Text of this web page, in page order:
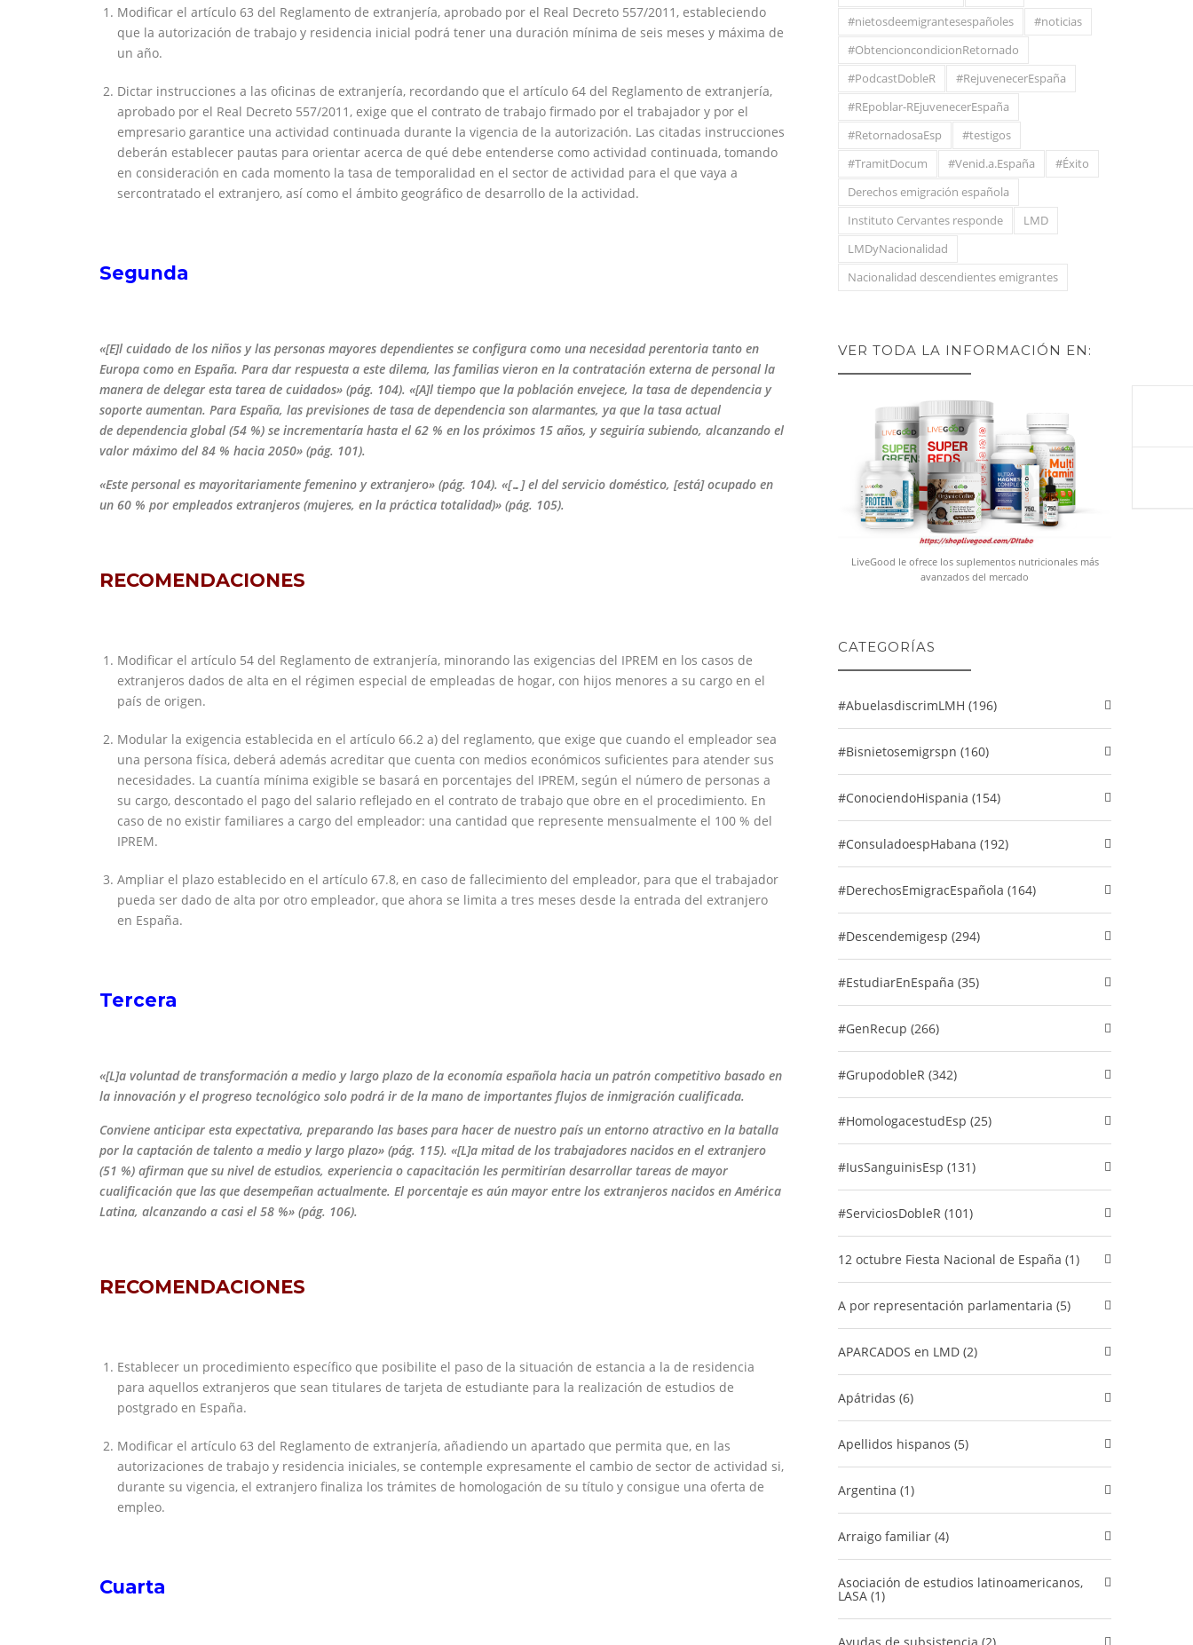
Modificar el artículo 63 del Reglamento de extranjería, aprobado por el Real Decreto 557/2011, estableciendo
que la autorización de trabajo y residencia inicial podrá tener una duración mínima de seis meses y máxima de
un año.
Dictar instrucciones a las oficinas de extranjería, recordando que el artículo 64 del Reglamento de extranjería,
aprobado por el Real Decreto 557/2011, exige que el contrato de trabajo firmado por el trabajador y por el
empresario garantice una actividad continuada durante la vigencia de la autorización. Las citadas instrucciones
deberán establecer pautas para orientar acerca de qué debe entenderse como actividad continuada, tomando
en consideración en cada momento la tasa de temporalidad en el sector de actividad para el que vaya a
sercontratado el extranjero, así como el ámbito geográfico de desarrollo de la actividad.
Segunda
«[E]l cuidado de los niños y las personas mayores dependientes se configura como una necesidad perentoria tanto en
Europa como en España. Para dar respuesta a este dilema, las familias vieron en la contratación externa de personal la
manera de delegar esta tarea de cuidados» (pág. 104). «[A]l tiempo que la población envejece, la tasa de dependencia y
soporte aumentan. Para España, las previsiones de tasa de dependencia son alarmantes, ya que la tasa actual
de dependencia global (54 %) se incrementaría hasta el 62 % en los próximos 15 años, y seguiría subiendo, alcanzando el
valor máximo del 84 % hacia 2050» (pág. 101).
«Este personal es mayoritariamente femenino y extranjero» (pág. 104). «[…] el del servicio doméstico, [está] ocupado en
un 60 % por empleados extranjeros (mujeres, en la práctica totalidad)» (pág. 105).
RECOMENDACIONES
Modificar el artículo 54 del Reglamento de extranjería, minorando las exigencias del IPREM en los casos de
extranjeros dados de alta en el régimen especial de empleadas de hogar, con hijos menores a su cargo en el
país de origen.
Modular la exigencia establecida en el artículo 66.2 a) del reglamento, que exige que cuando el empleador sea
una persona física, deberá además acreditar que cuenta con medios económicos suficientes para atender sus
necesidades. La cuantía mínima exigible se basará en porcentajes del IPREM, según el número de personas a
su cargo, descontado el pago del salario reflejado en el contrato de trabajo que obre en el procedimiento. En
caso de no existir familiares a cargo del empleador: una cantidad que represente mensualmente el 100 % del
IPREM.
Ampliar el plazo establecido en el artículo 67.8, en caso de fallecimiento del empleador, para que el trabajador
pueda ser dado de alta por otro empleador, que ahora se limita a tres meses desde la entrada del extranjero
en España.
Tercera
«[L]a voluntad de transformación a medio y largo plazo de la economía española hacia un patrón competitivo basado en
la innovación y el progreso tecnológico solo podrá ir de la mano de importantes flujos de inmigración cualificada.
Conviene anticipar esta expectativa, preparando las bases para hacer de nuestro país un entorno atractivo en la batalla
por la captación de talento a medio y largo plazo» (pág. 115). «[L]a mitad de los trabajadores nacidos en el extranjero
(51 %) afirman que su nivel de estudios, experiencia o capacitación les permitirían desarrollar tareas de mayor
cualificación que las que desempeñan actualmente. El porcentaje es aún mayor entre los extranjeros nacidos en América
Latina, alcanzando a casi el 58 %» (pág. 106).
RECOMENDACIONES
Establecer un procedimiento específico que posibilite el paso de la situación de estancia a la de residencia
para aquellos extranjeros que sean titulares de tarjeta de estudiante para la realización de estudios de
postgrado en España.
Modificar el artículo 63 del Reglamento de extranjería, añadiendo un apartado que permita que, en las
autorizaciones de trabajo y residencia iniciales, se contemple expresamente el cambio de sector de actividad si,
durante su vigencia, el extranjero finaliza los trámites de homologación de su título y consigue una oferta de
empleo.
Cuarta
#nietosdeemigrantesespañoles
#noticias
#ObtencioncondicionRetornado
#PodcastDobleR
#RejuvenecerEspaña
#REpoblar-REjuvenecerEspaña
#RetornadosaEsp
#testigos
#TramitDocum
#Venid.a.España
#Éxito
Derechos emigración española
Instituto Cervantes responde
LMD
LMDyNacionalidad
Nacionalidad descendientes emigrantes
VER TODA LA INFORMACIÓN EN:
LiveGood le ofrece los suplementos nutricionales más
avanzados del mercado
CATEGORÍAS
#abuelasdiscrimLMH (196)
#Bisnietosemigrspn (160)
#conociendoHispania (154)
#consuladoespHabana (192)
#DerechosEmigracEspañola (164)
#descendemigesp (294)
#EstudiarEnEspaña (35)
#GenRecup (266)
#GrupodobleR (342)
#HomologacestudEsp (25)
#IusSanguinisEsp (131)
#ServiciosDobleR (101)
12 octubre Fiesta Nacional de España (1)
A por representación parlamentaria (5)
APARCADOS en LMD (2)
Apátridas (6)
Apellidos hispanos (5)
Argentina (1)
Arraigo familiar (4)
Asociación de estudios latinoamericanos,
LASA (1)